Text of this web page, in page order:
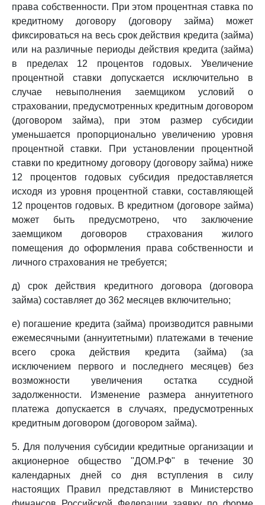
права собственности. При этом процентная ставка по
кредитному договору (договору займа) может
фиксироваться на весь срок действия кредита (займа)
или на различные периоды действия кредита (займа)
в пределах 12 процентов годовых. Увеличение
процентной ставки допускается исключительно в
случае невыполнения заемщиком условий о
страховании, предусмотренных кредитным договором
(договором займа), при этом размер субсидии
уменьшается пропорционально увеличению уровня
процентной ставки. При установлении процентной
ставки по кредитному договору (договору займа) ниже
12 процентов годовых субсидия предоставляется
исходя из уровня процентной ставки, составляющей
12 процентов годовых. В кредитном (договоре займа)
может быть предусмотрено, что заключение
заемщиком договоров страхования жилого
помещения до оформления права собственности и
личного страхования не требуется;
д) срок действия кредитного договора (договора
займа) составляет до 362 месяцев включительно;
е) погашение кредита (займа) производится равными
ежемесячными (аннуитетными) платежами в течение
всего срока действия кредита (займа) (за
исключением первого и последнего месяцев) без
возможности увеличения остатка ссудной
задолженности. Изменение размера аннуитетного
платежа допускается в случаях, предусмотренных
кредитным договором (договором займа).
5. Для получения субсидии кредитные организации и
акционерное общество "ДОМ.РФ" в течение 30
календарных дней со дня вступления в силу
настоящих Правил представляют в Министерство